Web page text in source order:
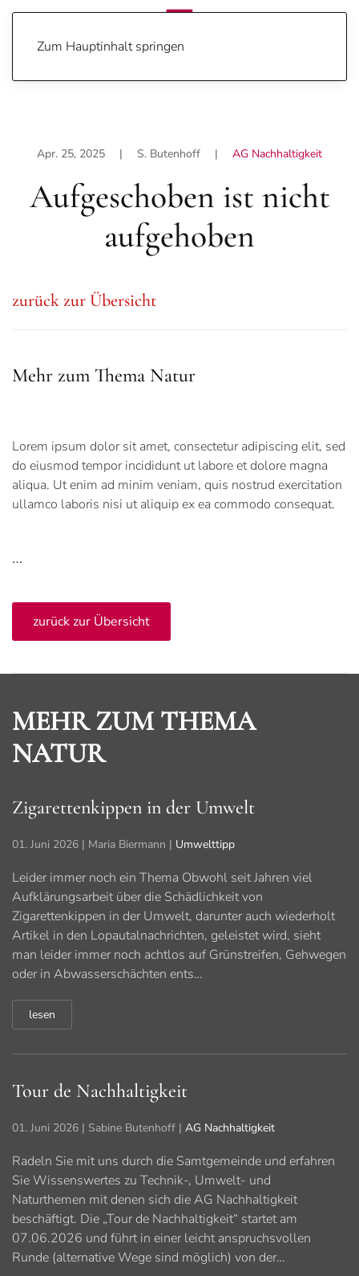
Zum Hauptinhalt springen
Apr. 25, 2025 | S. Butenhoff | AG Nachhaltigkeit
Aufgeschoben ist nicht
aufgehoben
zurück zur Übersicht
Mehr zum Thema Natur
Lorem ipsum dolor sit amet, consectetur adipiscing elit, sed
do eiusmod tempor incididunt ut labore et dolore magna
aliqua. Ut enim ad minim veniam, quis nostrud exercitation
ullamco laboris nisi ut aliquip ex ea commodo consequat.
…
zurück zur Übersicht
MEHR ZUM THEMA
NATUR
Zigarettenkippen in der Umwelt
01. Juni 2026 | Maria Biermann | Umwelttipp
Leider immer noch ein Thema Obwohl seit Jahren viel
Aufklärungsarbeit über die Schädlichkeit von
Zigarettenkippen in der Umwelt, darunter auch wiederholt
Artikel in den Lopautalnachrichten, geleistet wird, sieht
man leider immer noch achtlos auf Grünstreifen, Gehwegen
oder in Abwasserschächten ents…
lesen
Tour de Nachhaltigkeit
01. Juni 2026 | Sabine Butenhoff | AG Nachhaltigkeit
Radeln Sie mit uns durch die Samtgemeinde und erfahren
Sie Wissenswertes zu Technik-, Umwelt- und
Naturthemen mit denen sich die AG Nachhaltigkeit
beschäftigt. Die „Tour de Nachhaltigkeit“ startet am
07.06.2026 und führt in einer leicht anspruchsvollen
Runde (alternative Wege sind möglich) von der…